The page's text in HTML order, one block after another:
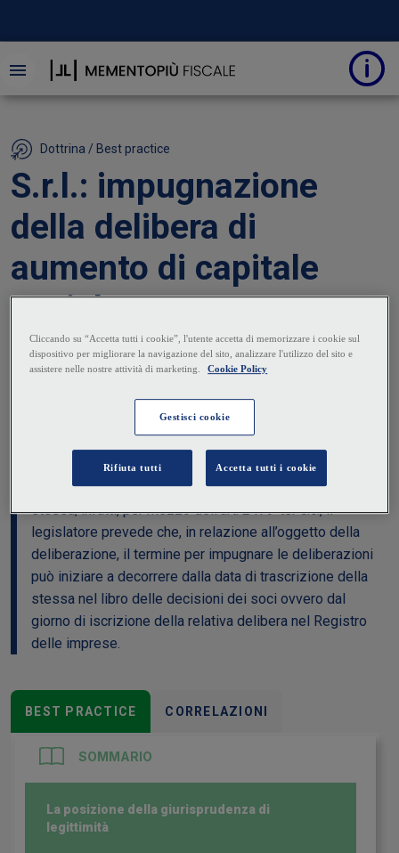
Dottrina / Best practice
S.r.l.: impugnazione
della delibera di
aumento di capitale
sociale
11 Giugno 2024 |Graziana Toscano Alessandro Cavallanti
Nell’ambito delle società a responsabilità limitata, al
dies a quodal quale inizia a
opportuno verificare se l’oggetto della deliberazione
riveste un ruolo “impattate” sulla vita della società
stessa; infatti, per mezzo dell’art. 2479-ter c.c., il
legislatore prevede che, in relazione all’oggetto della
deliberazione, il termine per impugnare le deliberazioni
può iniziare a decorrere dalla data di trascrizione della
stessa nel libro delle decisioni dei soci ovvero dal
giorno di iscrizione della relativa delibera nel Registro
delle imprese.
BEST PRACTICE CORRELAZIONI
SOMMARIO
La posizione della giurisprudenza di
legittimità